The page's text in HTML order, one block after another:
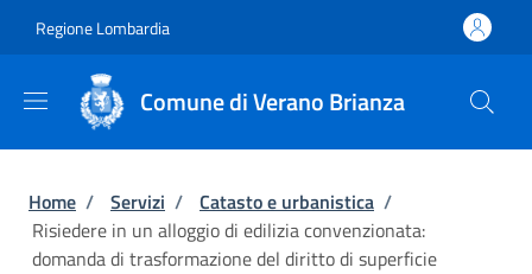
Regione Lombardia
Comune di Verano Brianza
Briciole di pane
Home / Servizi / Catasto e urbanistica /
Risiedere in un alloggio di edilizia convenzionata:
domanda di trasformazione del diritto di superficie